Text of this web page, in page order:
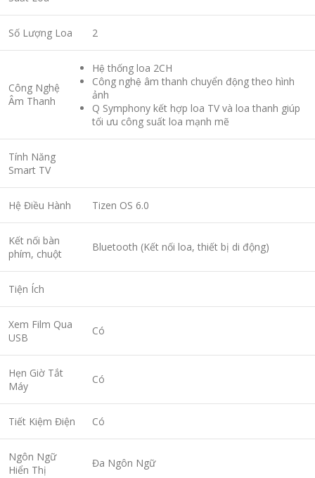
Số Lượng Loa 2
Công Nghệ
Âm Thanh
Hệ thống loa 2CH
Công nghệ âm thanh chuyển động theo hình
ảnh
Q Symphony kết hợp loa TV và loa thanh giúp
tối ưu công suất loa mạnh mẽ
Tính Năng
Smart TV
Hệ Điều Hành Tizen OS 6.0
Kết nối bàn
phím, chuột
Bluetooth (Kết nối loa, thiết bị di động)
Tiện Ích
Xem Film Qua
USB
Có
Hẹn Giờ Tắt
Máy
Có
Tiết Kiệm Điện Có
Ngôn Ngữ
Hiển Thị
Đa Ngôn Ngữ